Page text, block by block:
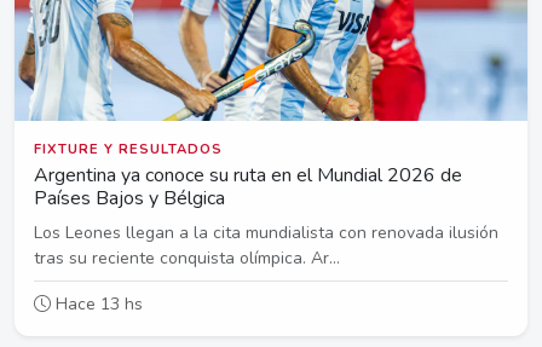
FIXTURE Y RESULTADOS
Argentina ya conoce su ruta en el Mundial 2026 de
Países Bajos y Bélgica
Los Leones llegan a la cita mundialista con renovada ilusión
tras su reciente conquista olímpica. Ar...
Hace 13 hs